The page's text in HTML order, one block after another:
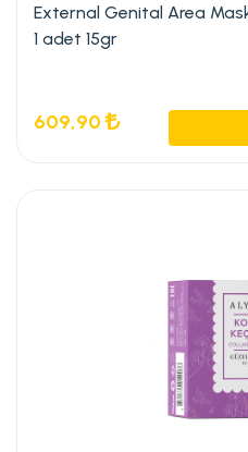
External Genital Area
1 adet 15gr
609,90